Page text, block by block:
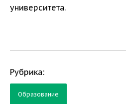
университета.
Рубрика:
Образование